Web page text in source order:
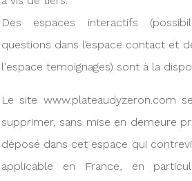
Des espaces interactifs
questions dans l’espace contact et
l'espace temoignages) sont à la
Le site www.plateaudyzeron.com
supprimer, sans mise en demeure
déposé dans cet espace qui
applicable en France, en